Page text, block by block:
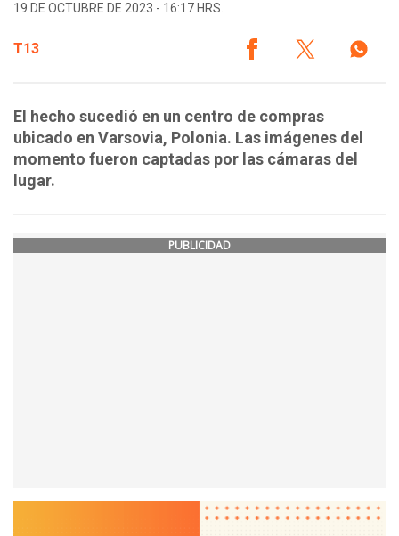
19 DE OCTUBRE DE 2023 - 16:17 HRS.
T13
El hecho sucedió en un centro de compras
ubicado en Varsovia, Polonia. Las imágenes del
momento fueron captadas por las cámaras del
lugar.
PUBLICIDAD